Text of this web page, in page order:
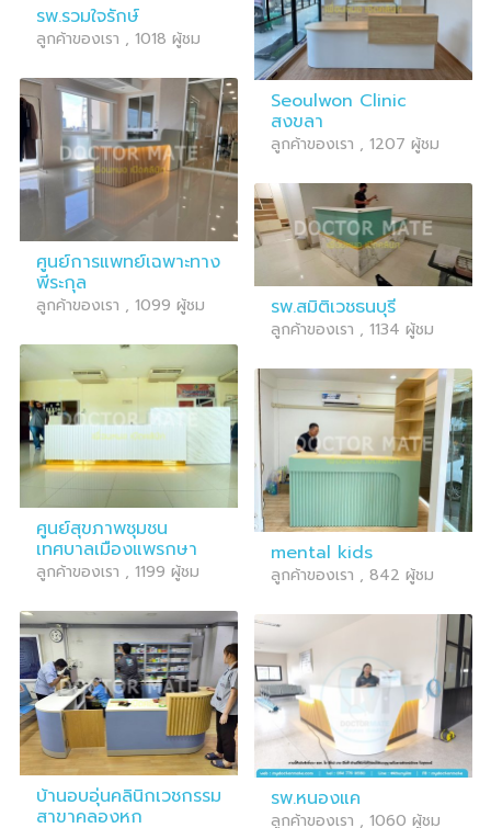
รพ.รวมใจรักษ์
ลูกค้าของเรา , 1018 ผู้ชม
Seoulwon Clinic
สงขลา
ลูกค้าของเรา , 1207 ผู้ชม
ศูนย์การแพทย์เฉพาะทาง
พีระกุล
ลูกค้าของเรา , 1099 ผู้ชม รพ.สมิติเวชธนบุรี
ลูกค้าของเรา , 1134 ผู้ชม
ศูนย์สุขภาพชุมชน
เทศบาลเมืองแพรกษา
ลูกค้าของเรา , 1199 ผู้ชม
mental kids
ลูกค้าของเรา , 842 ผู้ชม
บ้านอบอุ่นคลินิกเวชกรรม
สาขาคลองหก
รพ.หนองแค
ลูกค้าของเรา , 1060 ผู้ชม